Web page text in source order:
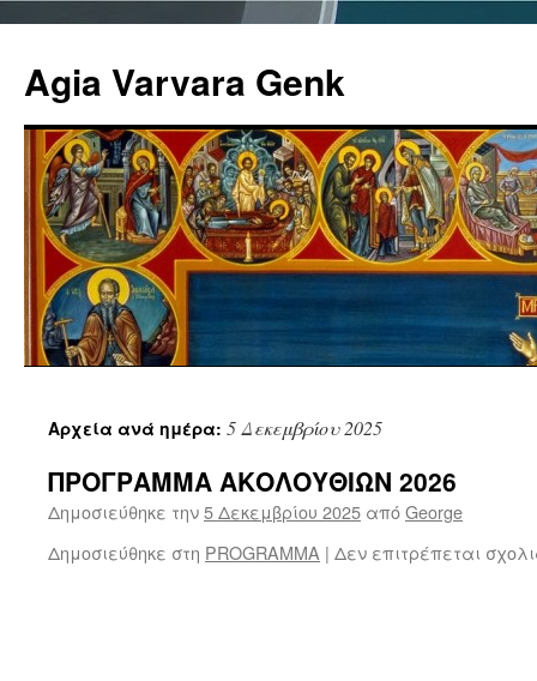
Agia Varvara Genk
σε
περιεχόμενο
Αρχεία ανά ημέρα: 5 Δεκεμβρίου 2025
ΠΡΟΓΡΑΜΜΑ ΑΚΟΛΟΥΘΙΩΝ 2026
Δημοσιεύθηκε την5 Δεκεμβρίου 2025 απόGeorge
Δημοσιεύθηκε στη PROGRAMMA | Δεν επιτρέπεται